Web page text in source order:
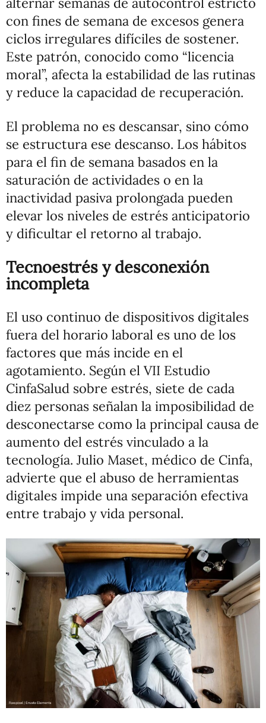
con fines de semana de excesos genera
ciclos irregulares difíciles de sostener.
Este patrón, conocido como “licencia
moral”, afecta la estabilidad de las rutinas
y reduce la capacidad de recuperación.
El problema no es descansar, sino cómo
se estructura ese descanso. Los hábitos
para el fin de semana basados en la
saturación de actividades o en la
inactividad pasiva prolongada pueden
elevar los niveles de estrés anticipatorio
y dificultar el retorno al trabajo.
Tecnoestrés y desconexión
incompleta
El uso continuo de dispositivos digitales
fuera del horario laboral es uno de los
factores que más incide en el
agotamiento. Según el VII Estudio
CinfaSalud sobre estrés, siete de cada
diez personas señalan la imposibilidad de
desconectarse como la principal causa de
aumento del estrés vinculado a la
tecnología. Julio Maset, médico de Cinfa,
advierte que el abuso de herramientas
digitales impide una separación efectiva
entre trabajo y vida personal.